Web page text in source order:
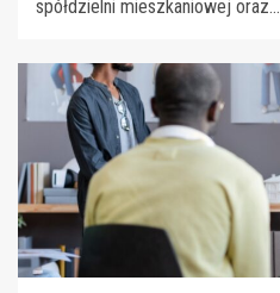
spółdzielni mieszkaniowej oraz...